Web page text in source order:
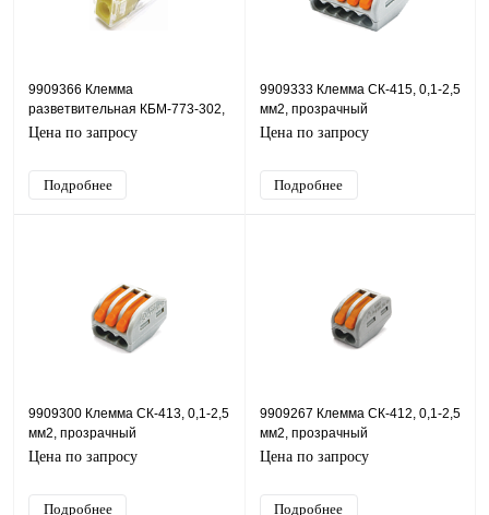
9909366 Клемма
разветвительная КБМ-773-302,
1,0-2,5 мм2, желтый
Цена по запросу
Подробнее
9909333 Клемма СК-415, 0,1-2,5
мм2, прозрачный
Цена по запросу
Подробнее
9909300 Клемма СК-413, 0,1-2,5
мм2, прозрачный
Цена по запросу
Подробнее
9909267 Клемма СК-412, 0,1-2,5
мм2, прозрачный
Цена по запросу
Подробнее